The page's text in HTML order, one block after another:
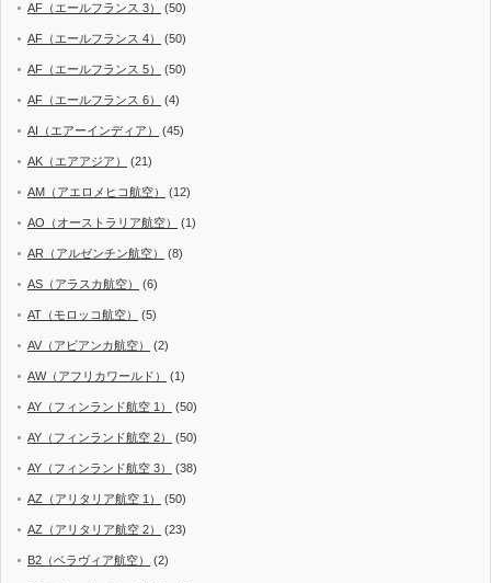
AF（エールフランス 3） (50)
AF（エールフランス 4） (50)
AF（エールフランス 5） (50)
AF（エールフランス 6） (4)
AI（エアーインディア） (45)
AK（エアアジア） (21)
AM（アエロメヒコ航空） (12)
AO（オーストラリア航空） (1)
AR（アルゼンチン航空） (8)
AS（アラスカ航空） (6)
AT（モロッコ航空） (5)
AV（アビアンカ航空） (2)
AW（アフリカワールド） (1)
AY（フィンランド航空 1） (50)
AY（フィンランド航空 2） (50)
AY（フィンランド航空 3） (38)
AZ（アリタリア航空 1） (50)
AZ（アリタリア航空 2） (23)
B2（ベラヴィア航空） (2)